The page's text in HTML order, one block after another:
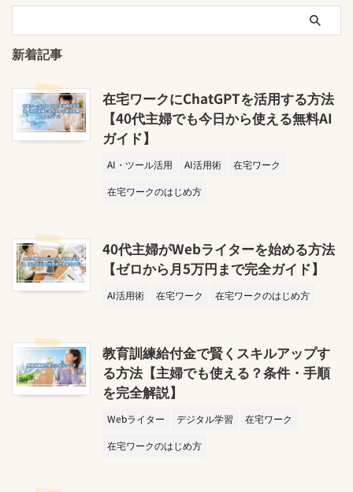
新着記事
在宅ワークにChatGPTを活用する方法
【40代主婦でも今日から使える無料AI
ガイド】
AI・ツール活用 AI活用術
在宅ワーク
在宅ワークのはじめ方
40代主婦がWebライターを始める方法
【ゼロから月5万円まで完全ガイド】
AI活用術 在宅ワーク 在宅ワークのはじめ方
教育訓練給付金で賢くスキルアップす
る方法【主婦でも使える？条件・手順
を完全解説】
Webライター デジタル学習
在宅ワーク
在宅ワークのはじめ方